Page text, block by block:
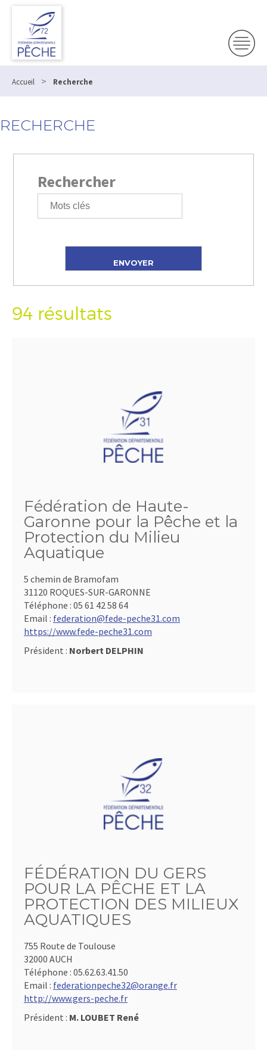
Accueil > Recherche
RECHERCHE
Rechercher
94 résultats
Fédération de Haute-
Garonne pour la Pêche et la
Protection du Milieu
Aquatique
5 chemin de Bramofam
31120 ROQUES-SUR-GARONNE
Téléphone : 05 61 42 58 64
Email : federation@fede-peche31.com
https://www.fede-peche31.com
Président : Norbert DELPHIN
FÉDÉRATION DU GERS
POUR LA PÊCHE ET LA
PROTECTION DES MILIEUX
AQUATIQUES
755 Route de Toulouse
32000 AUCH
Téléphone : 05.62.63.41.50
Email : federationpeche32@orange.fr
http://www.gers-peche.fr
Président : M. LOUBET René